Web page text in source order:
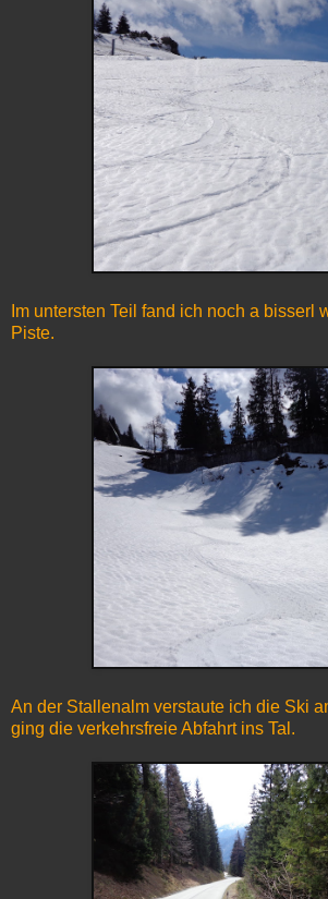
Im untersten Teil fand ich noch a bisserl
Piste.
An der Stallenalm verstaute ich die Ski
ging die verkehrsfreie Abfahrt ins Tal.